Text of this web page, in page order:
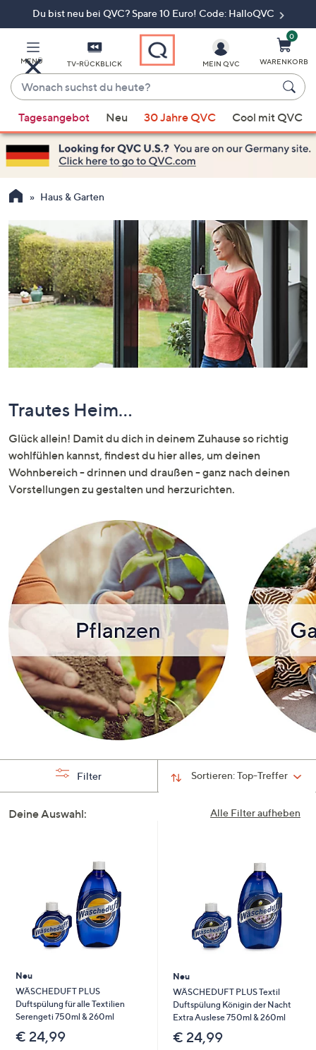
Du bist neu bei QVC? Spare 10 Euro! Code: HalloQVC
MENÜ TV-RÜCKBLICK
Wonach
suchst
du
heute?
Vorschläge
verfügbar
sind,
verwenden
Sie
Pfeiltasten
nach
oben
und
nach
unten
oder
wischen
Sie
Geräten
anzuzeigen.
MEIN QVC
0
WARENKORB
Tagesangebot Neu 30 Jahre QVC Cool mit QVC
Haus & Garten
Trautes Heim...
Glück allein! Damit du dich in deinem Zuhause so richtig
wohlfühlen kannst, findest du hier alles, um deinen
Wohnbereich - drinnen und draußen - ganz nach deinen
Vorstellungen zu gestalten und herzurichten.
Sortieren:Top-Treffer
Filter
Alle Filter aufheben
Deine Auswahl:
Neu
WÄSCHEDUFT PLUS
Duftspülung für alle Textilien
Serengeti 750ml & 260ml
€ 24,99
Neu
WÄSCHEDUFT PLUS Textil
Duftspülung Königin der Nacht
Extra Auslese 750ml & 260ml
€ 24,99